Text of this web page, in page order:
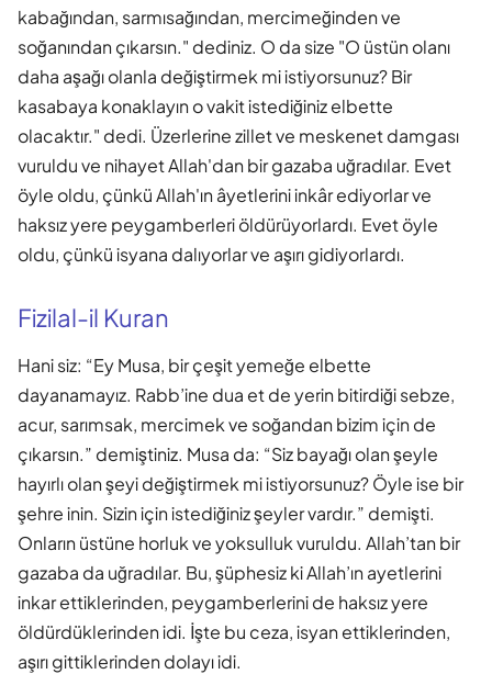
kabağından, sarmısağından, mercimeğinden ve
soğanından çıkarsın." dediniz. O da size "O üstün olanı
daha aşağı olanla değiştirmek mi istiyorsunuz? Bir
kasabaya konaklayın o vakit istediğiniz elbette
olacaktır." dedi. Üzerlerine zillet ve meskenet damgası
vuruldu ve nihayet Allah'dan bir gazaba uğradılar. Evet
öyle oldu, çünkü Allah'ın âyetlerini inkâr ediyorlar ve
haksız yere peygamberleri öldürüyorlardı. Evet öyle
oldu, çünkü isyana dalıyorlar ve aşırı gidiyorlardı.
Fizilal-il Kuran
Hani siz: “Ey Musa, bir çeşit yemeğe elbette
dayanamayız. Rabb’ine dua et de yerin bitirdiği sebze,
acur, sarımsak, mercimek ve soğandan bizim için de
çıkarsın.” demiştiniz. Musa da: “Siz bayağı olan şeyle
hayırlı olan şeyi değiştirmek mi istiyorsunuz? Öyle ise bir
şehre inin. Sizin için istediğiniz şeyler vardır.” demişti.
Onların üstüne horluk ve yoksulluk vuruldu. Allah’tan bir
gazaba da uğradılar. Bu, şüphesiz ki Allah’ın ayetlerini
inkar ettiklerinden, peygamberlerini de haksız yere
öldürdüklerinden idi. İşte bu ceza, isyan ettiklerinden,
aşırı gittiklerinden dolayı idi.